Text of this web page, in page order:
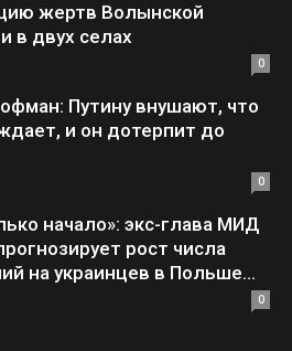
жертв Волынской
в двух селах
0
Путину внушают, что
и он дотерпит до
0
начало»: экс-глава МИД
рост числа
на украинцев в Польше...
0